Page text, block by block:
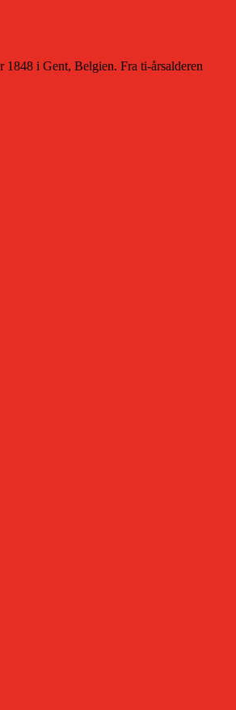
i Gent, Belgien. Fra ti-årsalderen